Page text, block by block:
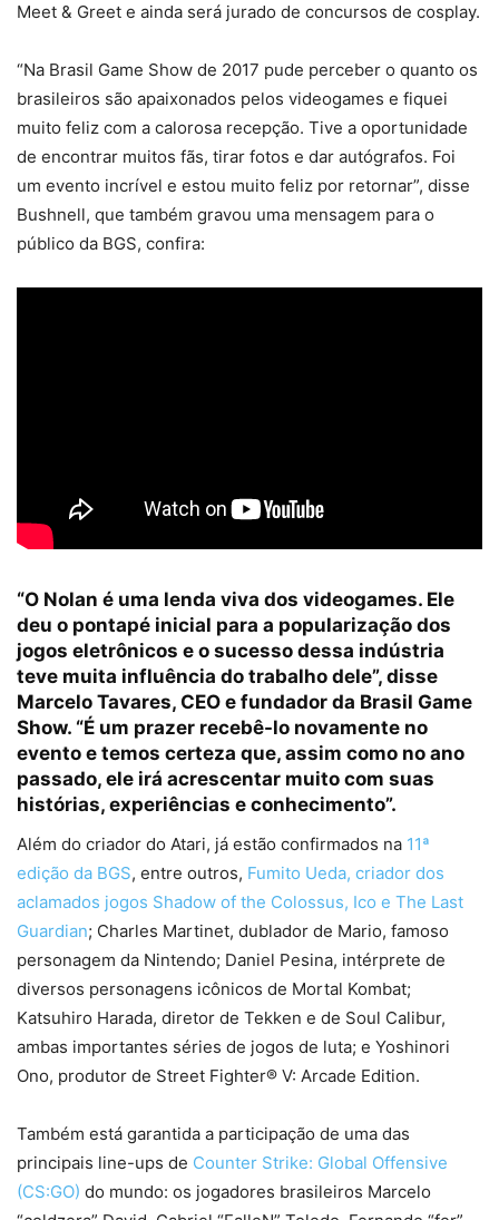
Meet & Greet e ainda será jurado de concursos de cosplay.
“Na Brasil Game Show de 2017 pude perceber o quanto os
brasileiros são apaixonados pelos videogames e fiquei
muito feliz com a calorosa recepção. Tive a oportunidade
de encontrar muitos fãs, tirar fotos e dar autógrafos. Foi
um evento incrível e estou muito feliz por retornar”, disse
Bushnell, que também gravou uma mensagem para o
público da BGS, confira:
“O Nolan é uma lenda viva dos videogames. Ele
deu o pontapé inicial para a popularização dos
jogos eletrônicos e o sucesso dessa indústria
teve muita influência do trabalho dele”, disse
Marcelo Tavares, CEO e fundador da Brasil Game
Show. “É um prazer recebê-lo novamente no
evento e temos certeza que, assim como no ano
passado, ele irá acrescentar muito com suas
histórias, experiências e conhecimento”.
Além do criador do Atari, já estão confirmados na 11ª
edição da BGS, entre outros, Fumito Ueda, criador dos
aclamados jogos Shadow of the Colossus, Ico e The Last
Guardian; Charles Martinet, dublador de Mario, famoso
personagem da Nintendo; Daniel Pesina, intérprete de
diversos personagens icônicos de Mortal Kombat;
Katsuhiro Harada, diretor de Tekken e de Soul Calibur,
ambas importantes séries de jogos de luta; e Yoshinori
Ono, produtor de Street Fighter® V: Arcade Edition.
Também está garantida a participação de uma das
principais line-ups de Counter Strike: Global Offensive
(CS:GO) do mundo: os jogadores brasileiros Marcelo